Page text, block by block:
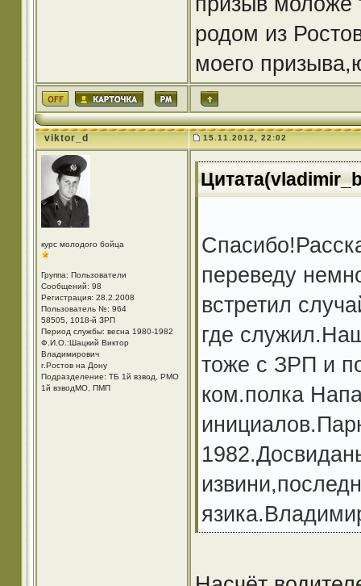
родом из
моего
viktor_d 15.11.2012, 22:02
курс молодого бойца
Группа: Пользователи
Сообщений: 98
Регистрация: 28.2.2008
Пользователь №: 964
58505, 1018-й ЗРП
Период службы: весна 1980-1982
Ф.И.О.:Шацкий Виктор
Владимирович
г.Ростов на Дону
Подразделение: ТБ 1й взвод, РМО
1й взводМО, ПМП
переведу
встретил
где
тоже с ЗРП и
ком.полка